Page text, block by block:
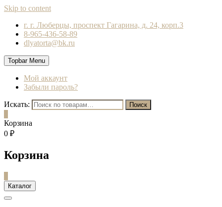
Skip to content
г. г. Люберцы, проспект Гагарина, д. 24, корп.3
8-965-436-58-89
dlyatorta@bk.ru
Topbar Menu
Мой аккаунт
Забыли пароль?
Искать: Поиск
Корзина
0 ₽
Корзина
Каталог